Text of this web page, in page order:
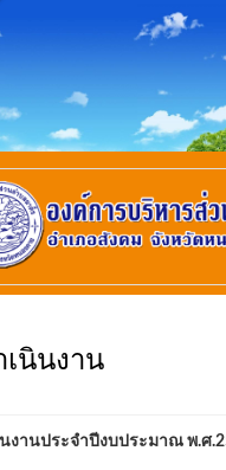
นินงาน
งานประจำปีงบประมาณ พ.ศ